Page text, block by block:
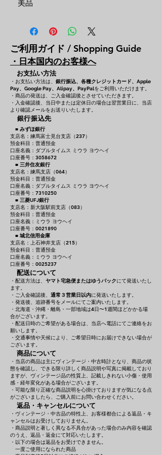
美品
ご利用ガイド / Shopping Guide
・日本国内のお客様へ
お支払い方法
・お支払い方法は、 銀行振込、各種クレジットカード、 Apple
Pay、Google Pay、Alipay、PayPalをご利用いただけます。
・商品の発送は、ご入金確認後とさせていただきます。
・入金確認後、当日中または定休日の場合は翌営業日に、当店
より確認メールをお送りいたします。
銀行振込先
■ みずほ銀行
支店名：練馬富士見台支店（237）
預金科目：普通預金
口座名義：ダブルタイムス ミウラ ヨウヘイ
口座番号：3058672
■ 三井住友銀行
支店名：練馬支店（064）
預金科目：普通預金
口座名義：ダブルタイムス ミウラ ヨウヘイ
口座番号：7310250
■ 三菱UFJ銀行
支店名：新大阪駅前支店（083）
預金科目：普通預金
口座名義：ミウラ ヨウヘイ
口座番号：0021890
■ 城北信用金庫
支店名：上石神井支店（215）
預金科目：普通預金
口座名義：ミウラ ヨウヘイ
口座番号：0025237
配送について
・配送方法は、 ヤマト宅急便またはゆうパックにて発送いたし
ます。
・ご入金確認後、 通常３営業日以内に発送いたします。
・発送後、追跡番号をメールにてご案内いたします。
・北海道・沖縄・離島・一部地域は4日〜1週間ほどかかる場
合がございます。
・配送日時のご希望がある場合は、当店へ電話にてご連絡をお
願いします。
・交通事情や天候により、ご希望日時にお届けできない場合が
ございます。
商品について
・当店の商品は主にヴィンテージ・中古時計となり、商品の状
態を確認し、できる限り詳しく商品説明や写真に掲載しており
ますが、ヴィンテージ品の性質上、記載しきれない小傷・使用
感・経年変化がある場合がございます。
・可能な限り正確な商品説明を心掛けておりますが気になる点
がございましたら、ご購入前にお問い合わせください。
返品・キャンセルについて
・ヴィンテージ・中古品の特性上、お客様都合による返品・キ
ャンセルはお受けしておりません。
・商品説明と著しく異なる不具合があった場合のみ内容を確認
のうえ、返品・返金にて対応いたします。
・以下の場合は返品をお受けできません。
一度ご使用になられた商品